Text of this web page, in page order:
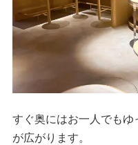
すぐ奥にはお一人でも
が広がります。